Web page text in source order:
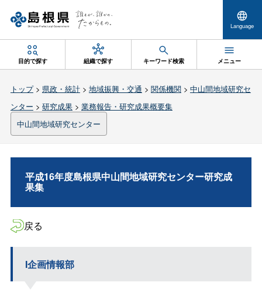
Language
目的で探す 組織で探す キーワード検索 メニュー
トップ> 県政・統計> 地域振興・交通 > 関係機関> 中山間地域研究セ
ンター > 研究成果> 業務報告・研究成果概要集
中山間地域研究センター
平成16年度島根県中山間地域研究センター研究成
果集
戻る
I企画情報部